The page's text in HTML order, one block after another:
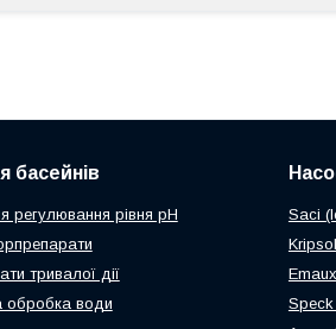
басейнів
регулювання рівня рН
тривалої дії
обробка води
Saci
Kripsol
Speck